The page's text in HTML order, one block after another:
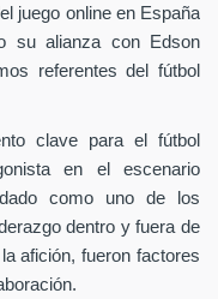
juego online en España
su alianza con Edson
referentes del fútbol
clave para el fútbol
en el escenario
como uno de los
dentro y fuera de
afición, fueron factores